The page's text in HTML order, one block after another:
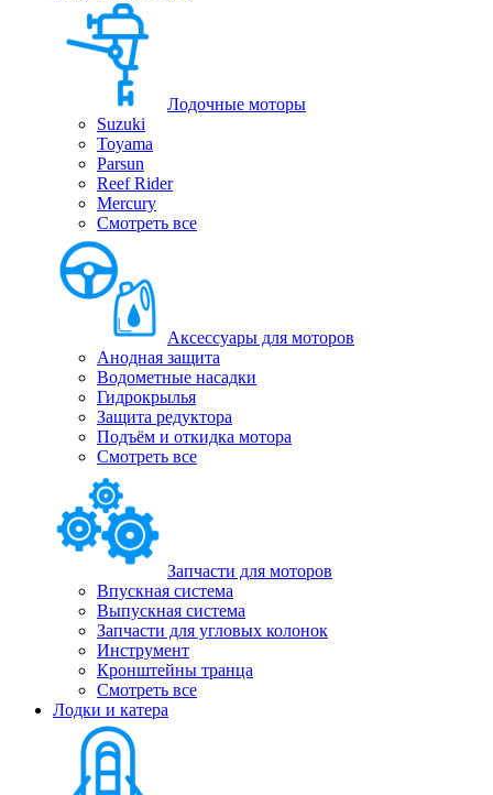
Лодочные моторы
Suzuki
Toyama
Parsun
Reef Rider
Mercury
Смотреть все
Аксессуары для моторов
Анодная защита
Водометные насадки
Гидрокрылья
Защита редуктора
Подъём и откидка мотора
Смотреть все
Запчасти для моторов
Впускная система
Выпускная система
Запчасти для угловых колонок
Инструмент
Кронштейны транца
Смотреть все
Лодки и катера